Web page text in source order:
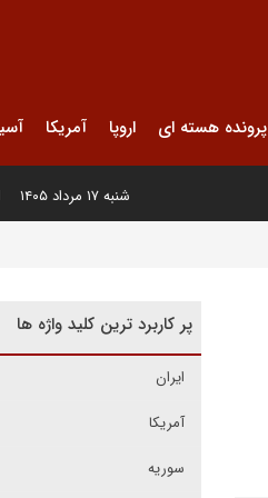
پرونده هسته ای اروپا آمریکا
شنبه ۱۷ مرداد ۱۴۰۵
پر کاربرد ترین کلید واژه ها
ایران
آمریکا
سوریه